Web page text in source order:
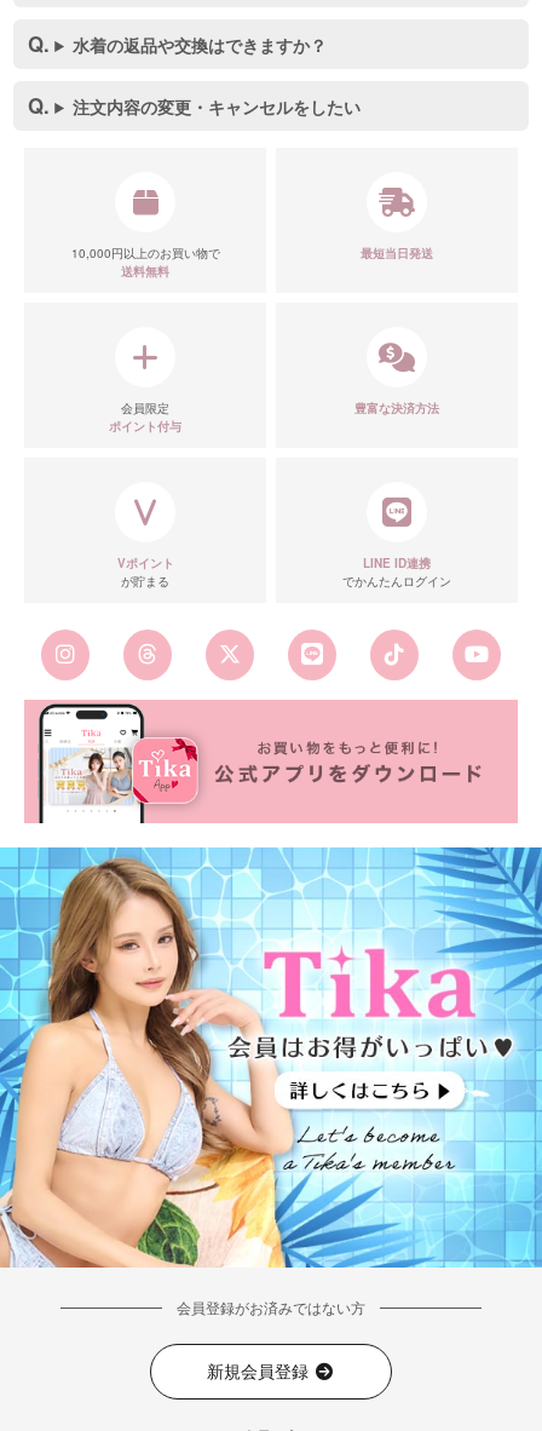
水着の返品や交換はできますか？
注文内容の変更・キャンセルをしたい
10,000円以上のお買い物で
送料無料
最短当日発送
会員限定
ポイント付与
豊富な決済方法
Vポイント
が貯まる
LINE ID連携
でかんたんログイン
会員登録がお済みではない方
新規会員登録